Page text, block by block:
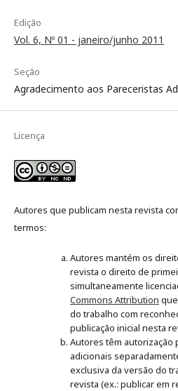
Edição
Vol. 6, Nº 01 - janeiro/junho 2011
Seção
Agradecimento aos Pareceristas
Licença
Autores que publicam nesta revista
termos:
Autores mantém os
revista o direito de
simultaneamente
Commons Attribution
do trabalho com
publicação inicial nesta
Autores têm autorização
adicionais
exclusiva da versão do
revista (ex.: publicar em